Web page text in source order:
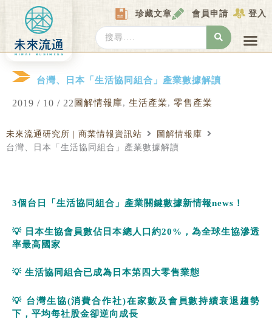
content
珍藏文章 會員申請 登入
Search
...
台灣、日本「生活協同組合」產業數據解讀
2019 / 10 / 22 圖解情報庫, 生活產業, 零售產業
未來流通研究所 | 商業情報資訊站
圖解情報庫
台灣、日本「生活協同組合」產業數據解讀
3個台日「生活協同組合 」產業關鍵數據新情報news ！
💡 日本生協會員數佔日本總人口約20%，為全球生協滲透
率最高國家
💡 生活協同組合已成為日本第四大零售業態
💡 台灣生協(消費合作社)在家數及會員數持續衰退趨勢
下，平均每社股金卻逆向成長